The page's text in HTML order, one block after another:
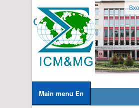
Main menu En